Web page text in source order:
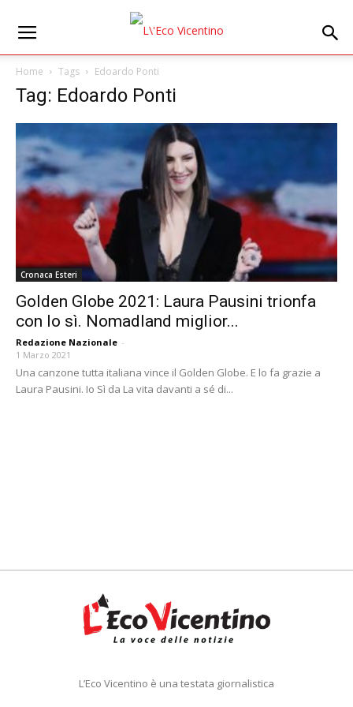
Home Tags Edoardo Ponti
Tag: Edoardo Ponti
Cronaca Esteri
Golden Globe 2021: Laura Pausini trionfa
con Io sì. Nomadland miglior...
Redazione Nazionale -
1 Marzo 2021
Una canzone tutta italiana vince il Golden Globe. E lo fa grazie a
Laura Pausini. Io Sì da La vita davanti a sé di...
L’Eco Vicentino è una testata giornalistica